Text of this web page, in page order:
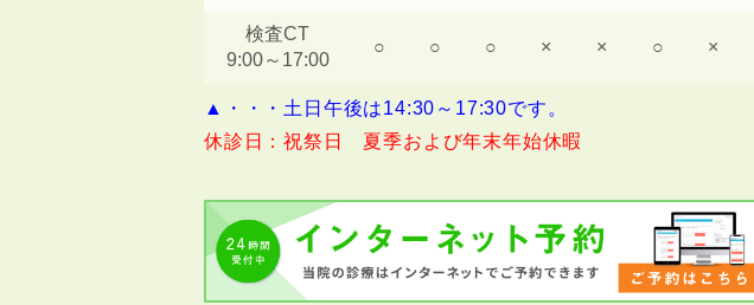
検査CT
9:00～17:00
○ ○ ○ × × ○ ×
▲・・・土日午後は14:30～17:30です。
休診日：祝祭日 夏季および年末年始休暇